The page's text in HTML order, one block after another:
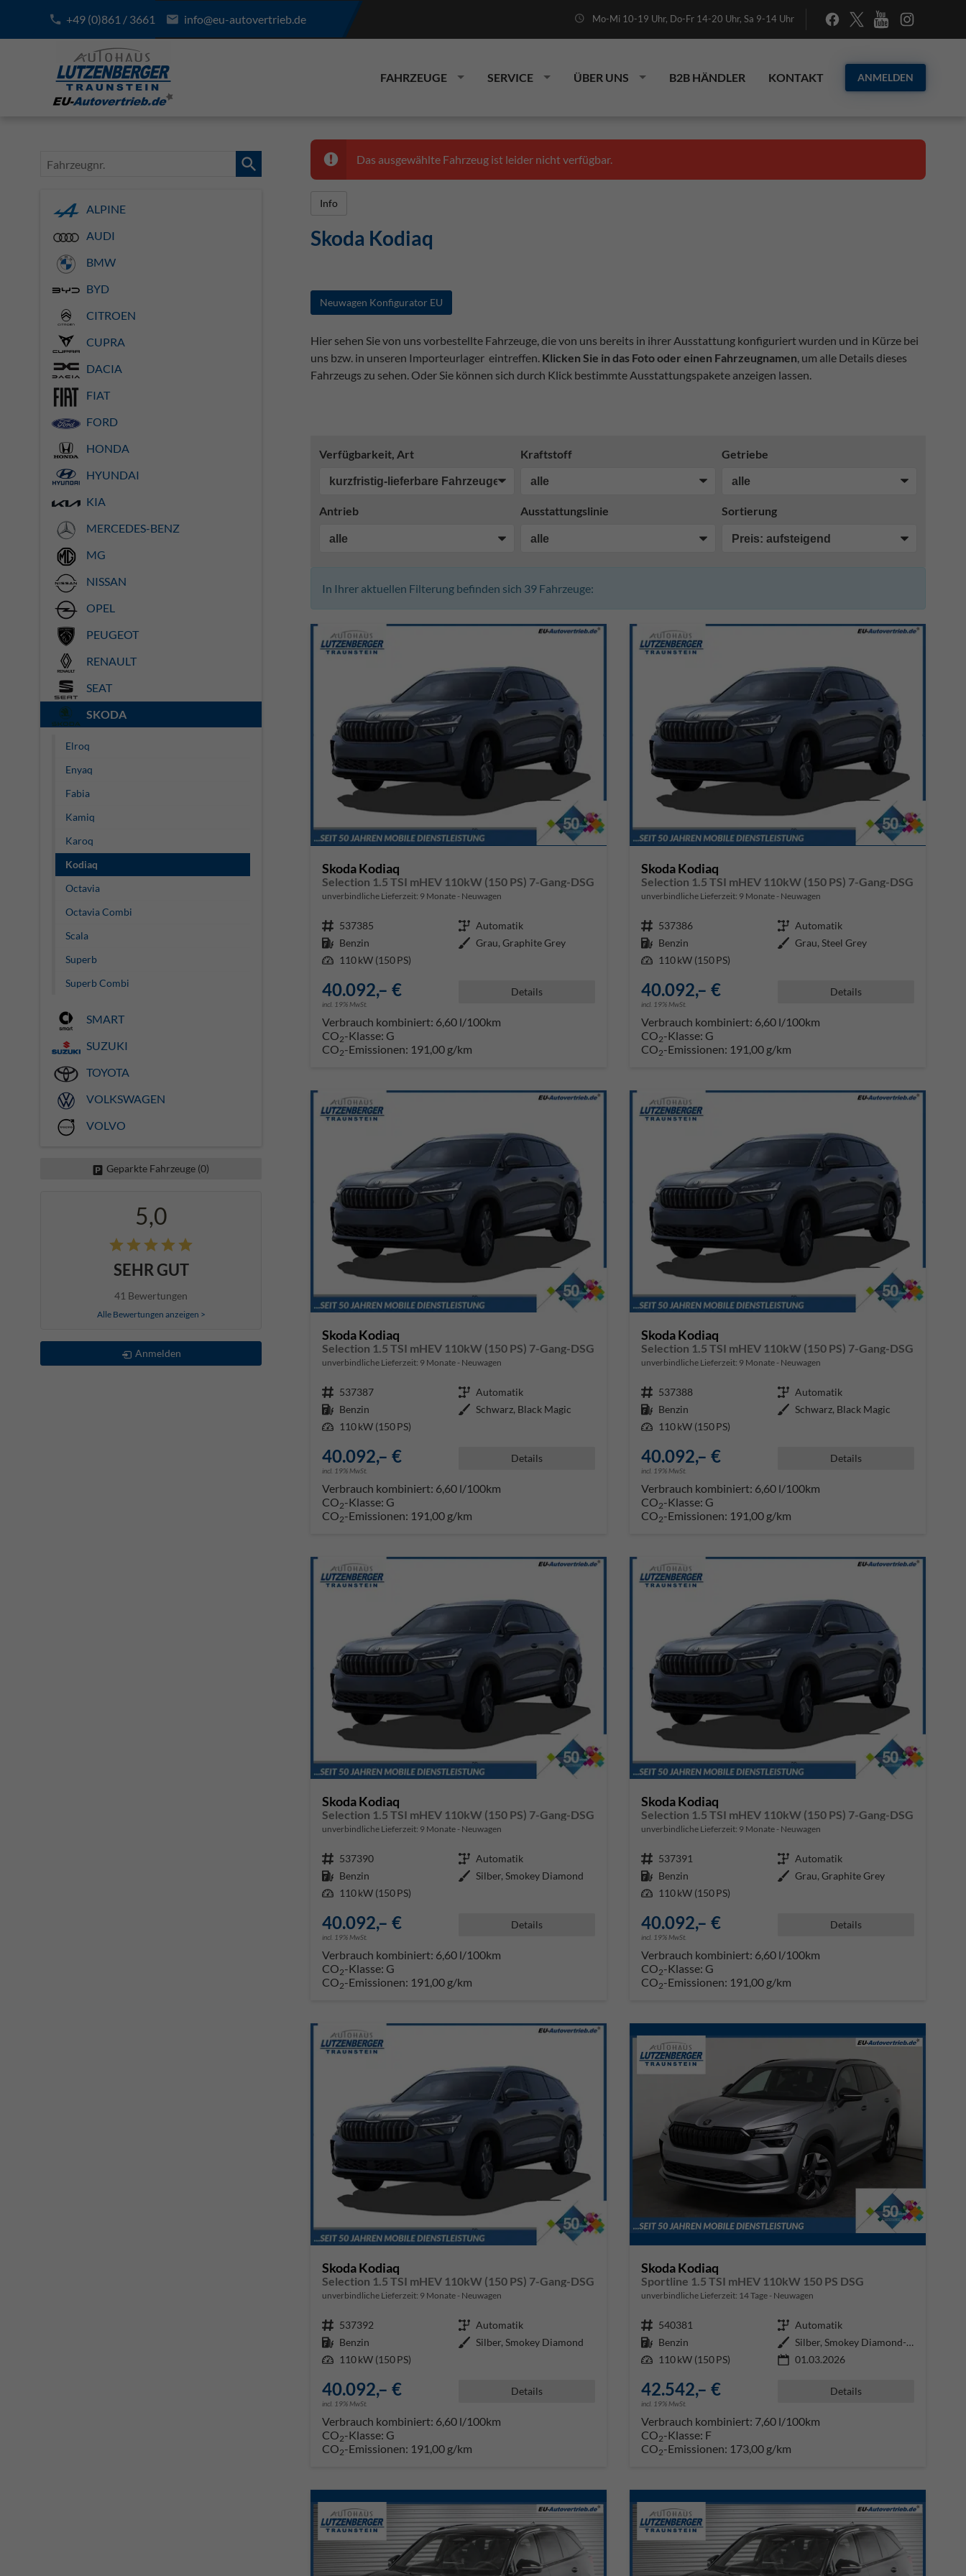
+49 (0)861 / 3661 info@eu-autovertrieb.de Mo-Mi 10-19 Uhr, Do-Fr 14-20 Uhr, Sa 9-14 Uhr
FAHRZEUGE SERVICE ÜBER UNS B2B HÄNDLER KONTAKT ANMELDEN
Das ausgewählte Fahrzeug ist leider nicht verfügbar.
Info
Skoda Kodiaq
Neuwagen Konfigurator EU
Hier sehen Sie von uns vorbestellte Fahrzeuge, die von uns bereits in ihrer Ausstattung konfiguriert wurden und in Kürze bei
uns bzw. in unseren Importeurlager eintreffen. Klicken Sie in das Foto oder einen Fahrzeugnamen , um alle Details dieses
Fahrzeugs zu sehen. Oder Sie können sich durch Klick bestimmte Ausstattungspakete anzeigen lassen.
Verfügbarkeit, Art Kraftstoff Getriebe
Antrieb Ausstattungslinie Sortierung
In Ihrer aktuellen Filterung befinden sich 39Fahrzeuge:
Skoda Kodiaq
Selection 1.5 TSI mHEV 110kW (150 PS) 7-Gang-DSG
unverbindliche Lieferzeit: 9 Monate Neuwagen
Fahrzeugnr. 537385 Getriebe Automatik
Kraftstoff Benzin Außenfarbe Grau, Graphite Grey
Leistung 110 kW (150 PS)
40.092,– €
incl. 19% MwSt.
Details
Verbrauch kombiniert: 6,60 l/100km
CO2-Klasse: G
CO2-Emissionen: 191,00 g/km
Skoda Kodiaq
Selection 1.5 TSI mHEV 110kW (150 PS) 7-Gang-DSG
unverbindliche Lieferzeit: 9 Monate Neuwagen
Fahrzeugnr. 537386 Getriebe Automatik
Kraftstoff Benzin Außenfarbe Grau, Steel Grey
Leistung 110 kW (150 PS)
40.092,– €
incl. 19% MwSt.
Details
Verbrauch kombiniert: 6,60 l/100km
CO2-Klasse: G
CO2-Emissionen: 191,00 g/km
Skoda Kodiaq
Selection 1.5 TSI mHEV 110kW (150 PS) 7-Gang-DSG
unverbindliche Lieferzeit: 9 Monate Neuwagen
Fahrzeugnr. 537387 Getriebe Automatik
Kraftstoff Benzin Außenfarbe Schwarz, Black Magic
Leistung 110 kW (150 PS)
40.092,– €
incl. 19% MwSt.
Details
Verbrauch kombiniert: 6,60 l/100km
CO2-Klasse: G
CO2-Emissionen: 191,00 g/km
Skoda Kodiaq
Selection 1.5 TSI mHEV 110kW (150 PS) 7-Gang-DSG
unverbindliche Lieferzeit: 9 Monate Neuwagen
Fahrzeugnr. 537388 Getriebe Automatik
Kraftstoff Benzin Außenfarbe Schwarz, Black Magic
Leistung 110 kW (150 PS)
40.092,– €
incl. 19% MwSt.
Details
Verbrauch kombiniert: 6,60 l/100km
CO2-Klasse: G
CO2-Emissionen: 191,00 g/km
Skoda Kodiaq
Selection 1.5 TSI mHEV 110kW (150 PS) 7-Gang-DSG
unverbindliche Lieferzeit: 9 Monate Neuwagen
Fahrzeugnr. 537390 Getriebe Automatik
Kraftstoff Benzin Außenfarbe Silber, Smokey Diamond
Leistung 110 kW (150 PS)
40.092,– €
incl. 19% MwSt.
Details
Verbrauch kombiniert: 6,60 l/100km
CO2-Klasse: G
CO2-Emissionen: 191,00 g/km
Skoda Kodiaq
Selection 1.5 TSI mHEV 110kW (150 PS) 7-Gang-DSG
unverbindliche Lieferzeit: 9 Monate Neuwagen
Fahrzeugnr. 537391 Getriebe Automatik
Kraftstoff Benzin Außenfarbe Grau, Graphite Grey
Leistung 110 kW (150 PS)
40.092,– €
incl. 19% MwSt.
Details
Verbrauch kombiniert: 6,60 l/100km
CO2-Klasse: G
CO2-Emissionen: 191,00 g/km
Skoda Kodiaq
Selection 1.5 TSI mHEV 110kW (150 PS) 7-Gang-DSG
unverbindliche Lieferzeit: 9 Monate Neuwagen
Fahrzeugnr. 537392 Getriebe Automatik
Kraftstoff Benzin Außenfarbe Silber, Smokey Diamond
Leistung 110 kW (150 PS)
40.092,– €
incl. 19% MwSt.
Details
Verbrauch kombiniert: 6,60 l/100km
CO2-Klasse: G
CO2-Emissionen: 191,00 g/km
Skoda Kodiaq
Sportline 1.5 TSI mHEV 110kW 150 PS DSG
unverbindliche Lieferzeit: 14 Tage Neuwagen
Fahrzeugnr. 540381 Getriebe Automatik
Kraftstoff Benzin Außenfarbe
Silber, Smokey Diamond-Silber Me
Leistung 110 kW (150 PS) 01.03.2026
42.542,– €
incl. 19% MwSt.
Details
Verbrauch kombiniert: 7,60 l/100km
CO2-Klasse: F
CO2-Emissionen: 173,00 g/km
Fahrzeugnr.
ALPINE
AUDI
BMW
BYD
CITROEN
CUPRA
DACIA
FIAT
FORD
HONDA
HYUNDAI
KIA
MERCEDES-BENZ
MG
NISSAN
OPEL
PEUGEOT
RENAULT
SEAT
SKODA
Elroq
Enyaq
Fabia
Kamiq
Karoq
Kodiaq
Octavia
Octavia Combi
Scala
Superb
Superb Combi
SMART
SUZUKI
TOYOTA
VOLKSWAGEN
VOLVO
Geparkte Fahrzeuge (0)
5,0
SEHR GUT
41 Bewertungen
Alle Bewertungen anzeigen >
Anmelden